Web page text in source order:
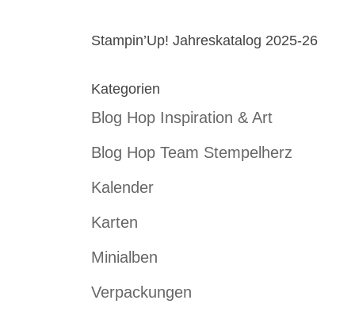
Stampin’Up! Jahreskatalog 2025-26
Kategorien
Blog Hop Inspiration & Art
Blog Hop Team Stempelherz
Kalender
Karten
Minialben
Verpackungen